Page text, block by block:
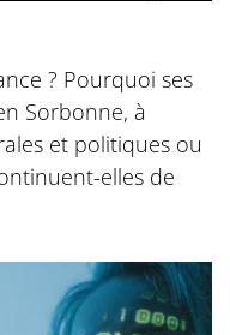
? Pourquoi ses
Sorbonne, à
et politiques ou
elles de